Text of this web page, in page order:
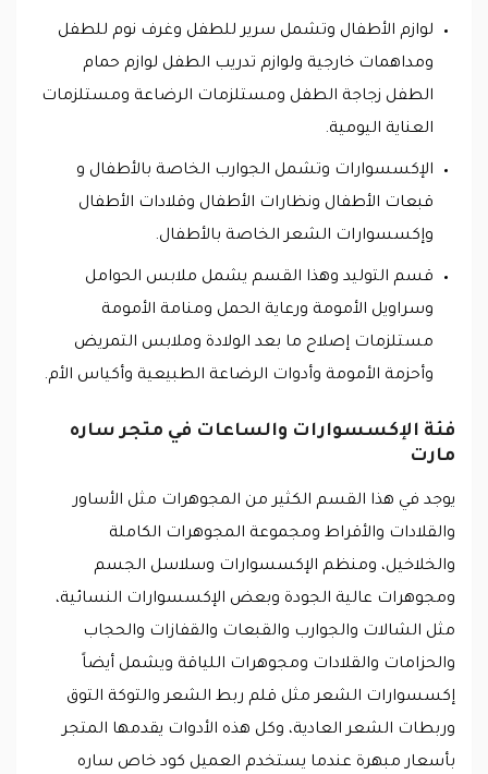
لوازم الأطفال وتشمل سرير للطفل وغرف نوم للطفل
ومداهمات خارجية ولوازم تدريب الطفل لوازم حمام
الطفل زجاجة الطفل ومستلزمات الرضاعة ومستلزمات
العناية اليومية.
الإكسسوارات وتشمل الجوارب الخاصة بالأطفال و
قبعات الأطفال ونظارات الأطفال وقلادات الأطفال
وإكسسوارات الشعر الخاصة بالأطفال.
قسم التوليد وهذا القسم يشمل ملابس الحوامل
وسراويل الأمومة ورعاية الحمل ومنامة الأمومة
مستلزمات إصلاح ما بعد الولادة وملابس التمريض
وأحزمة الأمومة وأدوات الرضاعة الطبيعية وأكياس الأم.
فئة الإكسسوارات والساعات في متجر ساره
مارت
يوجد في هذا القسم الكثير من المجوهرات مثل الأساور
والقلادات والأقراط ومجموعة المجوهرات الكاملة
والخلاخيل، ومنظم الإكسسوارات وسلاسل الجسم
ومجوهرات عالية الجودة وبعض الإكسسوارات النسائية،
مثل الشالات والجوارب والقبعات والقفازات والحجاب
والحزامات والقلادات ومجوهرات اللياقة ويشمل أيضاً
إكسسوارات الشعر مثل قلم ربط الشعر والتوكة التوق
وربطات الشعر العادية، وكل هذه الأدوات يقدمها المتجر
بأسعار مبهرة عندما يستخدم العميل كود خاص ساره